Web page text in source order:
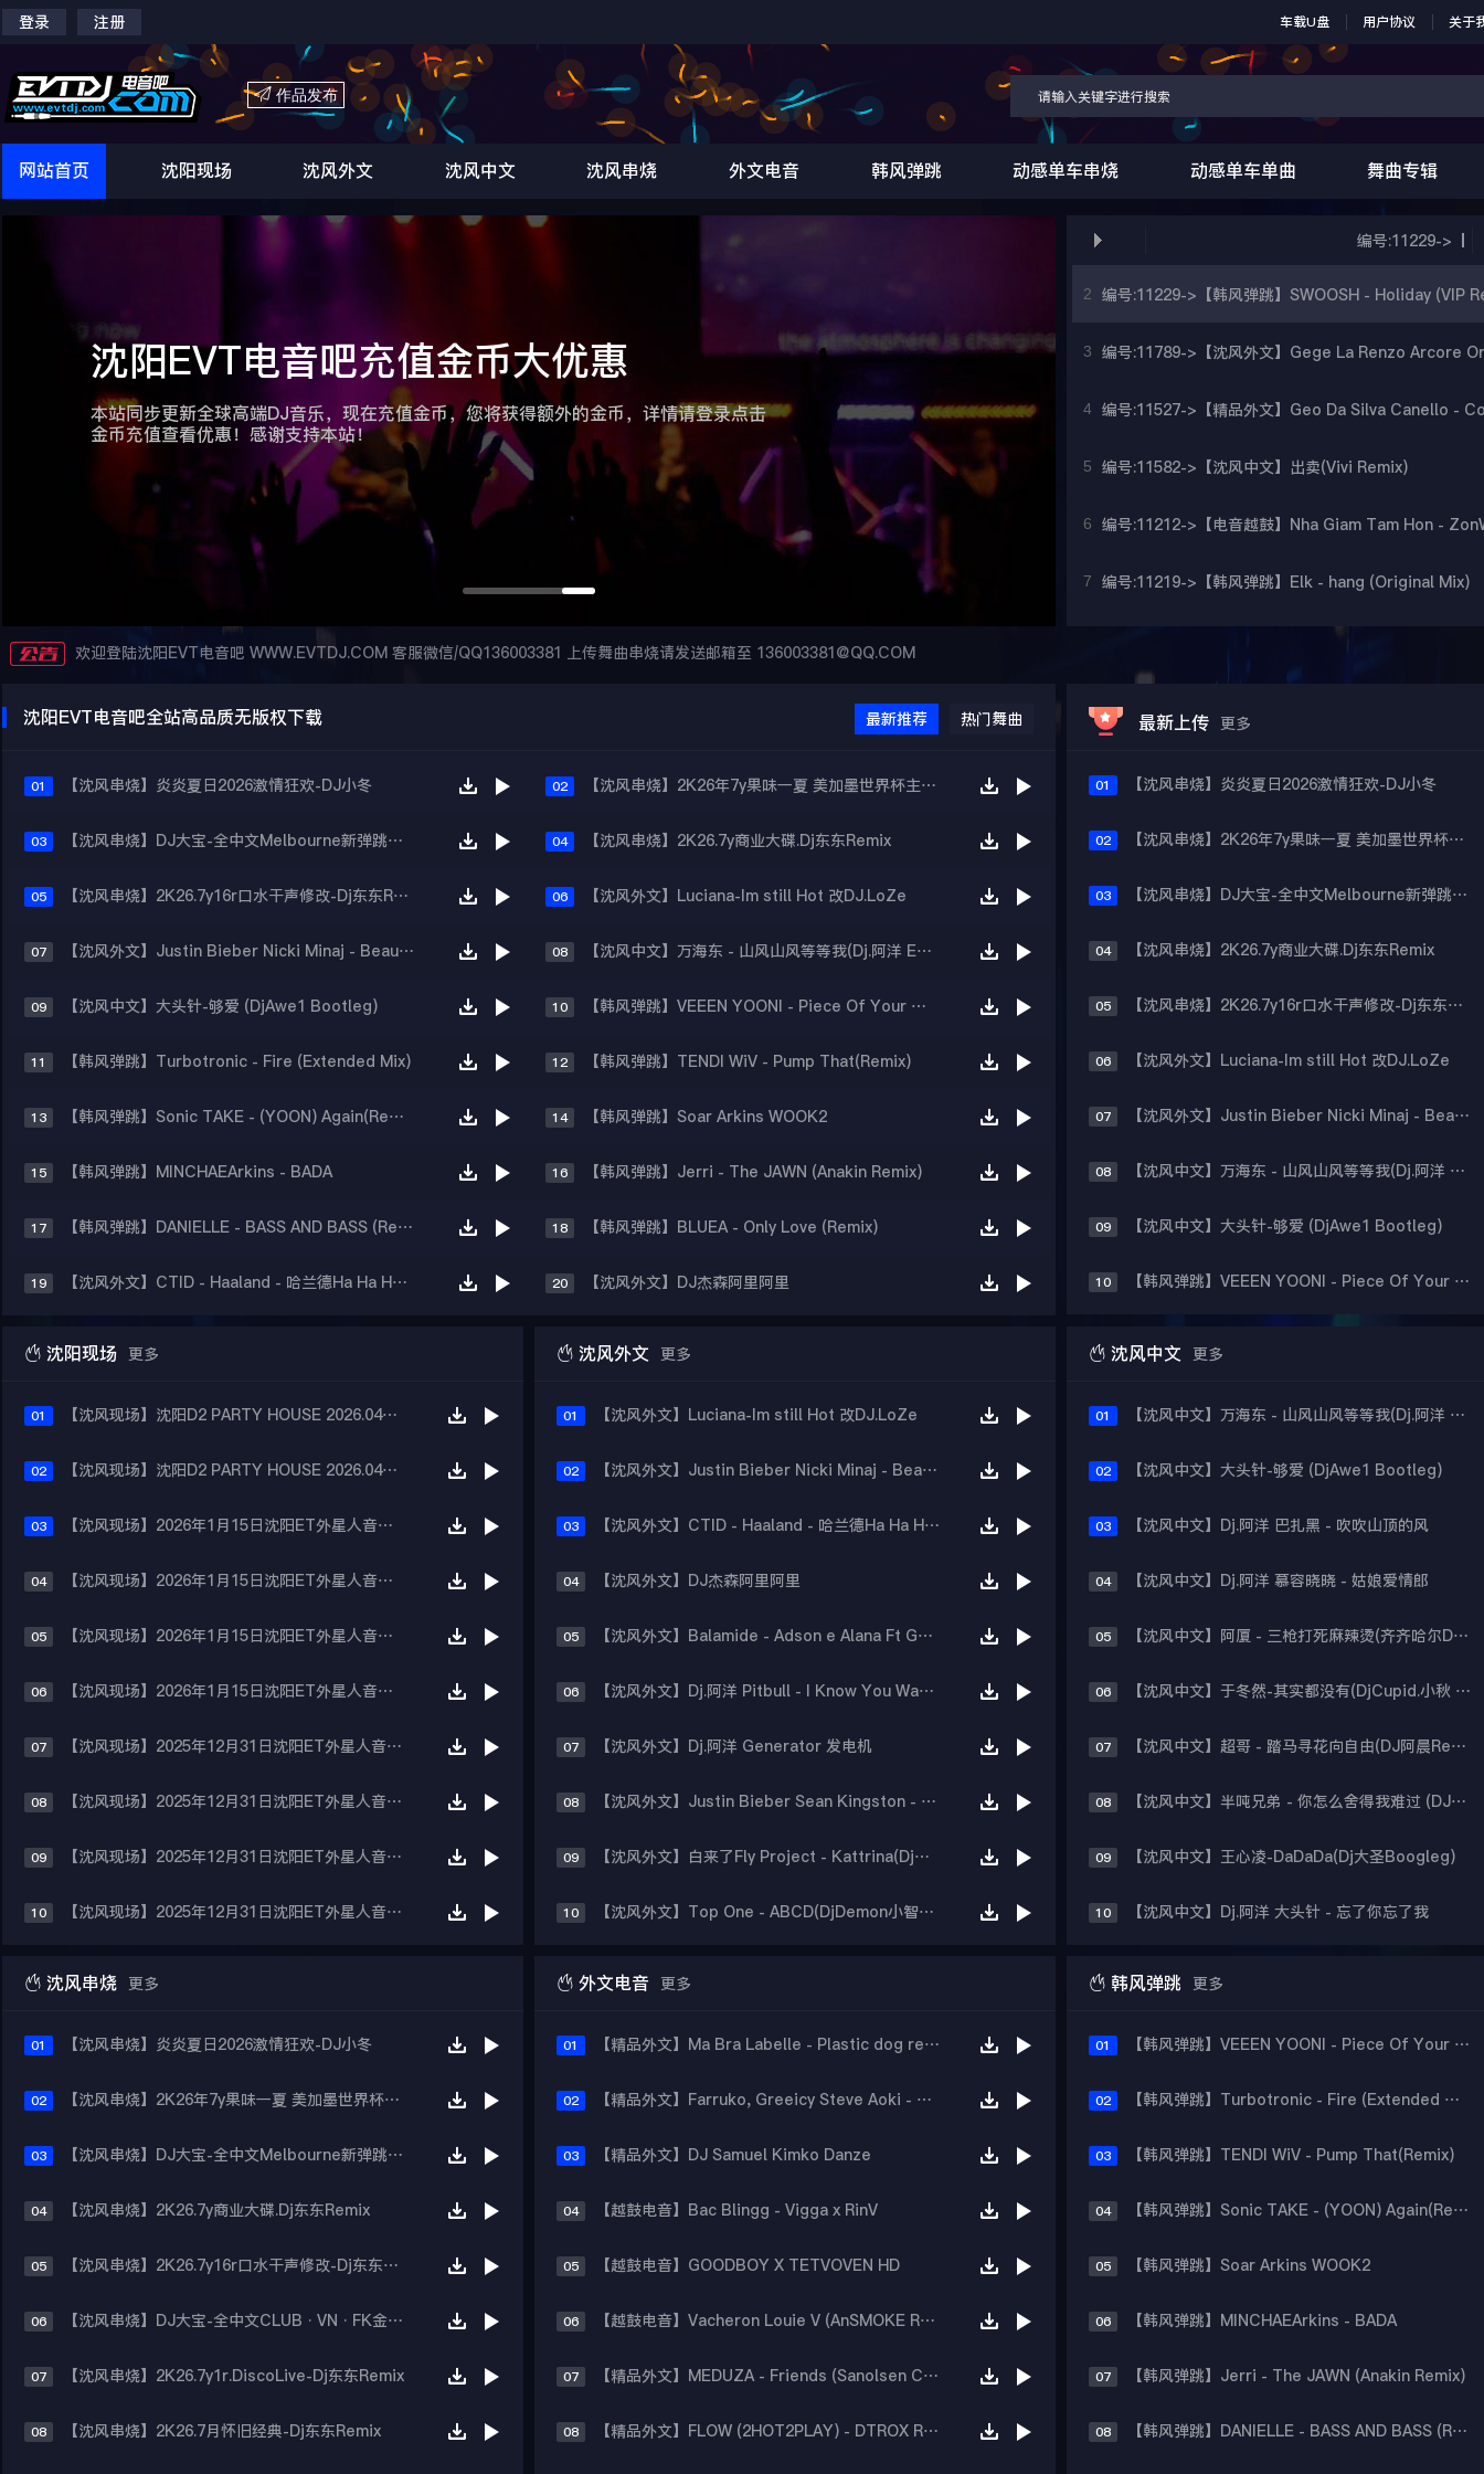
登录 注册 车载U盘 用户协议 关于
作品发布
网站首页 沈阳现场 沈风外文 沈风中文 沈风串烧 外文电音 韩风弹跳 动感单车串烧 动感单车单曲 舞曲专辑
沈阳EVT电音吧充值金币大优惠
本站同步更新全球高端DJ音乐，现在充值金币，您将获得额外的金币，详情请登录点击
金币充值查看优惠！感谢支持本站！
欢迎登陆沈阳EVT电音吧 WWW.EVTDJ.COM 客服微信/QQ136003381 上传舞曲串烧请发送邮箱至 136003381@QQ.COM
沈阳EVT电音吧全站高品质无版权下载 最新推荐 热门舞曲
01 【沈风串烧】炎炎夏日2026激情狂欢-DJ小冬 02 【沈风串烧】2K26年7y果味一夏 美加墨世界杯主题跳舞派对专辑 - Dj.阿帅
03 【沈风串烧】DJ大宝-全中文Melbourne新弹跳一飞冲天重低音上劲风暴MUSIC慢摇大碟 04 【沈风串烧】2K26.7y商业大碟.Dj东东Remix
05 【沈风串烧】2K26.7y16r口水干声修改-Dj东东Remix 06 【沈风外文】Luciana-Im still Hot 改DJ.LoZe
07 【沈风外文】Justin Bieber Nicki Minaj - Beauty And A Beat (DjHope小春 Extended Mix) 08 【沈风中文】万海东 - 山风山风等等我(Dj.阿洋 Extended Mix)
09 【沈风中文】大头针-够爱 (DjAwe1 Bootleg) 10 【韩风弹跳】VEEEN YOONI - Piece Of Your Heart (Remix)
11 【韩风弹跳】Turbotronic - Fire (Extended Mix) 12 【韩风弹跳】TENDI WiV - Pump That(Remix)
13 【韩风弹跳】Sonic TAKE - (YOON) Again(Remix) 14 【韩风弹跳】Soar Arkins WOOK2
15 【韩风弹跳】MINCHAEArkins - BADA 16 【韩风弹跳】Jerri - The JAWN (Anakin Remix)
17 【韩风弹跳】DANIELLE - BASS AND BASS (Remix) 18 【韩风弹跳】BLUEA - Only Love (Remix)
19 【沈风外文】CTID - Haaland - 哈兰德Ha Ha Ha(齐齐哈尔Dj小志Bootleg) 20 【沈风外文】DJ杰森阿里阿里
最新上传 更多
01 【沈风串烧】炎炎夏日2026激情狂欢-DJ小冬
02 【沈风串烧】2K26年7y果味一夏 美加墨世界杯主题跳舞派对专辑 - Dj.阿帅
03 【沈风串烧】DJ大宝-全中文Melbourne新弹跳一飞冲天重低音上劲风暴MUSIC慢摇大碟
04 【沈风串烧】2K26.7y商业大碟.Dj东东Remix
05 【沈风串烧】2K26.7y16r口水干声修改-Dj东东Remix
06 【沈风外文】Luciana-Im still Hot 改DJ.LoZe
07 【沈风外文】Justin Bieber Nicki Minaj - Beauty And A Beat (DjHope小春 Extended Mix)
08 【沈风中文】万海东 - 山风山风等等我(Dj.阿洋 Extended Mix)
09 【沈风中文】大头针-够爱 (DjAwe1 Bootleg)
10 【韩风弹跳】VEEEN YOONI - Piece Of Your Heart (Remix)
 沈阳现场 更多
01 【沈风现场】沈阳D2 PARTY HOUSE 2026.04月现场①Dj Rhonin(阿宁) Mc 大美丽
02 【沈风现场】沈阳D2 PARTY HOUSE 2026.04月现场②Dj Leo Mc Mos
03 【沈风现场】2026年1月15日沈阳ET外星人音乐现场①Dj阿亮 Mc珊妮
04 【沈风现场】2026年1月15日沈阳ET外星人音乐现场②Dj二曼 Mc托尼
05 【沈风现场】2026年1月15日沈阳ET外星人音乐现场③Dj一文 Mc琳琳
06 【沈风现场】2026年1月15日沈阳ET外星人音乐现场④DjAplle
07 【沈风现场】2025年12月31日沈阳ET外星人音乐现场①-Dj阿亮 McSunny
08 【沈风现场】2025年12月31日沈阳ET外星人音乐现场②-Dj二曼 Mc托尼
09 【沈风现场】2025年12月31日沈阳ET外星人音乐现场③-Dj一文 Mc琳琳
10 【沈风现场】2025年12月31日沈阳ET外星人音乐现场④-DjApple
 沈风外文 更多
01 【沈风外文】Luciana-Im still Hot 改DJ.LoZe
02 【沈风外文】Justin Bieber Nicki Minaj - Beauty And A Beat (DjHope小春 Extended Mix)
03 【沈风外文】CTID - Haaland - 哈兰德Ha Ha Ha(齐齐哈尔Dj小志Bootleg)
04 【沈风外文】DJ杰森阿里阿里
05 【沈风外文】Balamide - Adson e Alana Ft Gabriel Valim - Santinha Safada(DJ酷博Extended Mix)
06 【沈风外文】Dj.阿洋 Pitbull - I Know You Want Me
07 【沈风外文】Dj.阿洋 Generator 发电机
08 【沈风外文】Justin Bieber Sean Kingston - Eenie Meenie (Dj阿亮 VinaHouse Mix 2026)
09 【沈风外文】白来了Fly Project - Kattrina(Dj阿超 Mix)
10 【沈风外文】Top One - ABCD(DjDemon小智Remix)
 沈风中文 更多
01 【沈风中文】万海东 - 山风山风等等我(Dj.阿洋 Extended Mix)
02 【沈风中文】大头针-够爱 (DjAwe1 Bootleg)
03 【沈风中文】Dj.阿洋 巴扎黑 - 吹吹山顶的风
04 【沈风中文】Dj.阿洋 慕容晓晓 - 姑娘爱情郎
05 【沈风中文】阿厦 - 三枪打死麻辣烫(齐齐哈尔Dj小强 Mix)
06 【沈风中文】于冬然-其实都没有(DjCupid.小秋 Bootleg)
07 【沈风中文】超哥 - 踏马寻花向自由(DJ阿晨Remix)
08 【沈风中文】半吨兄弟 - 你怎么舍得我难过 (DJ阿亮 Lak House Mix 2026)
09 【沈风中文】王心凌-DaDaDa(Dj大圣Boogleg)
10 【沈风中文】Dj.阿洋 大头针 - 忘了你忘了我
 沈风串烧 更多
01 【沈风串烧】炎炎夏日2026激情狂欢-DJ小冬
02 【沈风串烧】2K26年7y果味一夏 美加墨世界杯主题跳舞派对专辑 - Dj.阿帅
03 【沈风串烧】DJ大宝-全中文Melbourne新弹跳一飞冲天重低音上劲风暴MUSIC慢摇大碟
04 【沈风串烧】2K26.7y商业大碟.Dj东东Remix
05 【沈风串烧】2K26.7y16r口水干声修改-Dj东东Remix
06 【沈风串烧】DJ大宝-全中文CLUB·VN·FK金牌节奏经典靓音MUSIC慢摇大碟
07 【沈风串烧】2K26.7y1r.DiscoLive-Dj东东Remix
08 【沈风串烧】2K26.7月怀旧经典-Dj东东Remix
 外文电音 更多
01 【精品外文】Ma Bra Labelle - Plastic dog remix 2026(Club Mix)
02 【精品外文】Farruko, Greeicy Steve Aoki - YAPAQUE
03 【精品外文】DJ Samuel Kimko Danze
04 【越鼓电音】Bac Blingg - Vigga x RinV
05 【越鼓电音】GOODBOY X TETVOVEN HD
06 【越鼓电音】Vacheron Louie V (AnSMOKE Remix)
07 【精品外文】MEDUZA - Friends (Sanolsen C.Arc Remix)
08 【精品外文】FLOW (2HOT2PLAY) - DTROX REWORK
 韩风弹跳 更多
01 【韩风弹跳】VEEEN YOONI - Piece Of Your Heart (Remix)
02 【韩风弹跳】Turbotronic - Fire (Extended Mix)
03 【韩风弹跳】TENDI WiV - Pump That(Remix)
04 【韩风弹跳】Sonic TAKE - (YOON) Again(Remix)
05 【韩风弹跳】Soar Arkins WOOK2
06 【韩风弹跳】MINCHAEArkins - BADA
07 【韩风弹跳】Jerri - The JAWN (Anakin Remix)
08 【韩风弹跳】DANIELLE - BASS AND BASS (Remix)